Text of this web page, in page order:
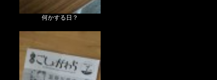
何かする日？